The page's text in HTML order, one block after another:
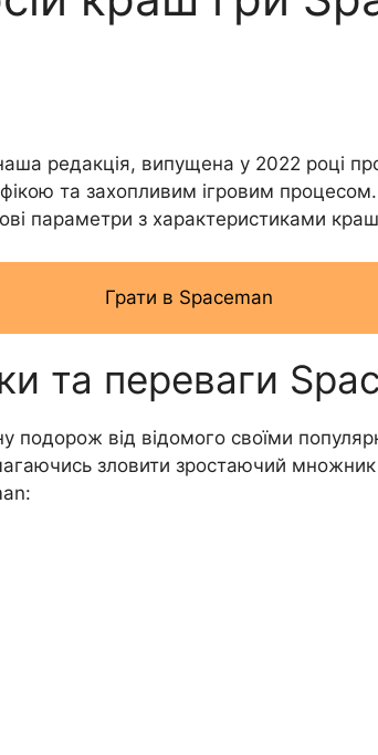
редакція, випущена у 2022 році
та захопливим ігровим процесом.
параметри з характеристиками
Грати в Spaceman
та переваги
від відомого своїми
зловити зростаючий